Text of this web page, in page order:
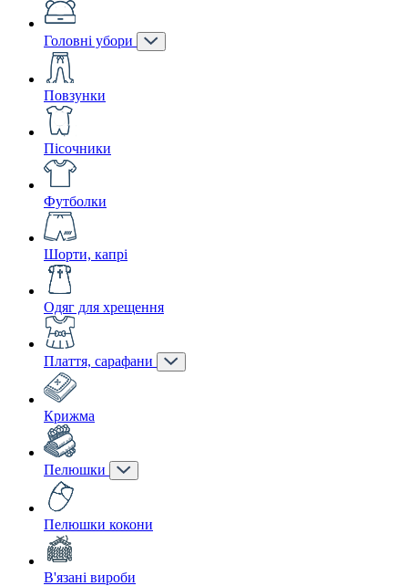
Головні убори
Повзунки
Пісочники
Футболки
Шорти, капрі
Одяг для хрещення
Плаття, сарафани
Крижма
Пелюшки
Пелюшки кокони
В'язані вироби